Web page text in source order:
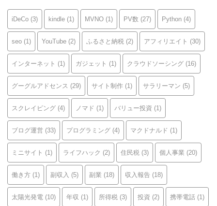
iDeCo (3) kindle (1) MVNO (1) PV数 (27) Python (4)
seo (1) YouTube (2) ふるさと納税 (2) アフィリエイト (30)
インターネット (1) ガジェット (1) クラウドソーシング (16)
グーグルアドセンス (29) サイト制作 (1) サラリーマン (5)
スクレイピング (4) ノマド (1) バリュー投資 (1)
ブログ運営 (33) プログラミング (4) マクドナルド (1)
ミニサイト (1) ライフハック (2) 住民税 (3) 個人事業 (20)
働き方 (1) 副収入 (5) 副業 (18) 収入報告 (18)
太陽光発電 (10) 年収 (1) 所得税 (3) 投資 (2) 携帯電話 (1)